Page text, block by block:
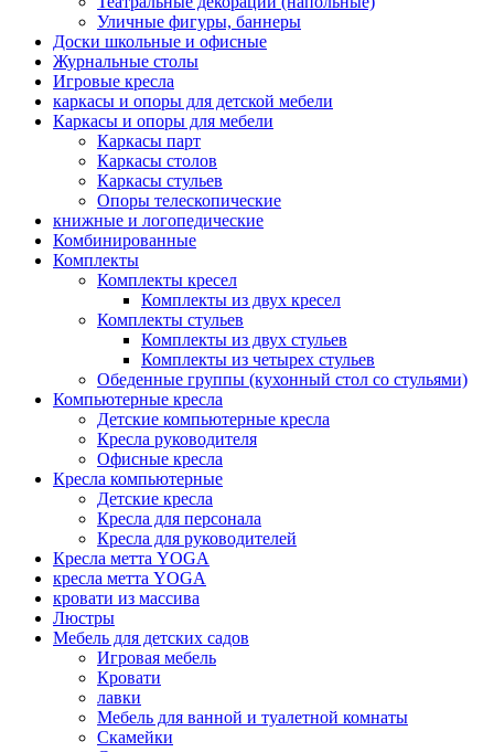
Уличные фигуры, баннеры
Доски школьные и офисные
Журнальные столы
Игровые кресла
каркасы и опоры для детской мебели
Каркасы и опоры для мебели
Каркасы парт
Каркасы столов
Каркасы стульев
Опоры телескопические
книжные и логопедические
Комбинированные
Комплекты
Комплекты кресел
Комплекты из двух кресел
Комплекты стульев
Комплекты из двух стульев
Комплекты из четырех стульев
Обеденные группы (кухонный стол со стульями)
Компьютерные кресла
Детские компьютерные кресла
Кресла руководителя
Офисные кресла
Кресла компьютерные
Детские кресла
Кресла для персонала
Кресла для руководителей
Кресла метта YOGA
кресла метта YOGA
кровати из массива
Люстры
Мебель для детских садов
Игровая мебель
Кровати
лавки
Мебель для ванной и туалетной комнаты
Скамейки